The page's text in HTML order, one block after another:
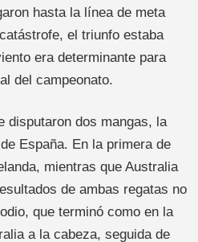
hasta la línea de meta
el triunfo estaba
era determinante para
del campeonato.
disputaron dos mangas, la
España. En la primera de
mientras que Australia
de ambas regatas no
que terminó como en la
a la cabeza, seguida de